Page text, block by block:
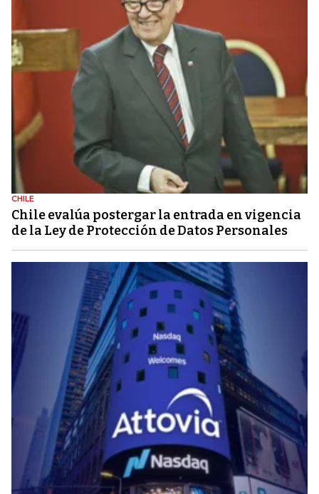
CHILE
Chile evalúa postergar la entrada en vigencia
de la Ley de Protección de Datos Personales